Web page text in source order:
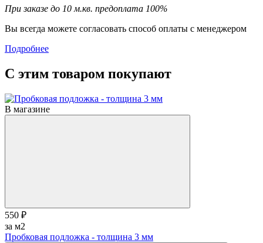
При заказе до 10 м.кв. предоплата 100%
Вы всегда можете согласовать способ оплаты с менеджером
Подробнее
С этим товаром покупают
В магазине
550 ₽
за м2
Пробковая подложка - толщина 3 мм